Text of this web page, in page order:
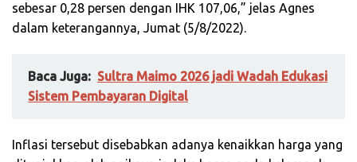
sebesar 0,28 persen dengan IHK 107,06,” jelas Agnes
dalam keterangannya, Jumat (5/8/2022).
Baca Juga: Sultra Maimo 2026 jadi Wadah Edukasi
Sistem Pembayaran Digital
Inflasi tersebut disebabkan adanya kenaikkan harga yang